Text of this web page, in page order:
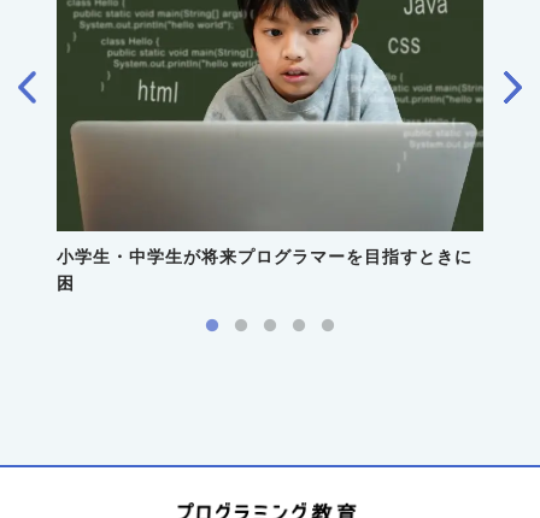
小学生・中学生が将来プログラマーを目指すときに
困